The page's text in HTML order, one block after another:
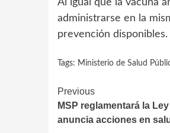
Al igual que la vacuna
administrarse en la
prevención disponibles.
Tags: Ministerio de Salud
Continue
Reading
Previous
MSP reglamentará la
anuncia acciones en